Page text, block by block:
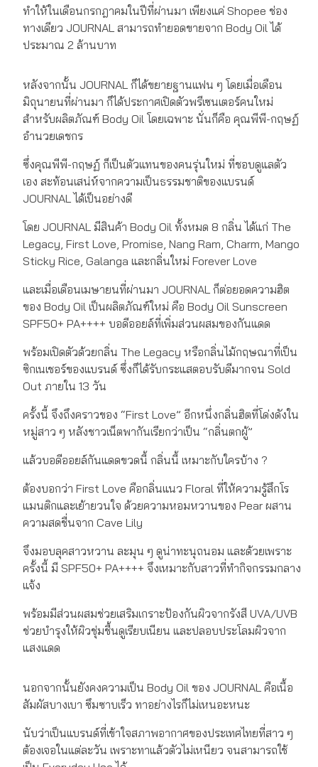
ทำให้ในเดือนกรกฎาคมในปีที่ผ่านมา เพียงแค่ Shopee ช่อง
ทางเดียว JOURNAL สามารถทำยอดขายจาก Body Oil ได้
ประมาณ 2 ล้านบาท
หลังจากนั้น JOURNAL ก็ได้ขยายฐานแฟน ๆ โดยเมื่อเดือน
มิถุนายนที่ผ่านมา ก็ได้ประกาศเปิดตัวพรีเซนเตอร์คนใหม่
สำหรับผลิตภัณฑ์ Body Oil โดยเฉพาะ นั่นก็คือ คุณพีพี-กฤษฏ์
อำนวยเดชกร
ซึ่งคุณพีพี-กฤษฏ์ ก็เป็นตัวแทนของคนรุ่นใหม่ ที่ชอบดูแลตัว
เอง สะท้อนเสน่ห์จากความเป็นธรรมชาติของแบรนด์
JOURNAL ได้เป็นอย่างดี
โดย JOURNAL มีสินค้า Body Oil ทั้งหมด 8 กลิ่น ได้แก่ The
Legacy, First Love, Promise, Nang Ram, Charm, Mango
Sticky Rice, Galanga และกลิ่นใหม่ Forever Love
และเมื่อเดือนเมษายนที่ผ่านมา JOURNAL ก็ต่อยอดความฮิต
ของ Body Oil เป็นผลิตภัณฑ์ใหม่ คือ Body Oil Sunscreen
SPF50+ PA++++ บอดีออยล์ที่เพิ่มส่วนผสมของกันแดด
พร้อมเปิดตัวด้วยกลิ่น The Legacy หรือกลิ่นไม้กฤษณาที่เป็น
ซิกเนเชอร์ของแบรนด์ ซึ่งก็ได้รับกระแสตอบรับดีมากจน Sold
Out ภายใน 13 วัน
ครั้งนี้ จึงถึงคราวของ “First Love” อีกหนึ่งกลิ่นฮิตที่โด่งดังใน
หมู่สาว ๆ หลังชาวเน็ตพากันเรียกว่าเป็น “กลิ่นตกผู้”
แล้วบอดีออยล์กันแดดขวดนี้ กลิ่นนี้ เหมาะกับใครบ้าง ?
ต้องบอกว่า First Love คือกลิ่นแนว Floral ที่ให้ความรู้สึกโร
แมนติกและเย้ายวนใจ ด้วยความหอมหวานของ Pear ผสาน
ความสดชื่นจาก Cave Lily
จึงมอบลุคสาวหวาน ละมุน ๆ ดูน่าทะนุถนอม และด้วยเพราะ
ครั้งนี้ มี SPF50+ PA++++ จึงเหมาะกับสาวที่ทำกิจกรรมกลาง
แจ้ง
พร้อมมีส่วนผสมช่วยเสริมเกราะป้องกันผิวจากรังสี UVA/UVB
ช่วยบำรุงให้ผิวชุ่มชื้นดูเรียบเนียน และปลอบประโลมผิวจาก
แสงแดด
นอกจากนั้นยังคงความเป็น Body Oil ของ JOURNAL คือเนื้อ
สัมผัสบางเบา ซึมซาบเร็ว ทาอย่างไรก็ไม่เหนอะหนะ
นับว่าเป็นแบรนด์ที่เข้าใจสภาพอากาศของประเทศไทยที่สาว ๆ
ต้องเจอในแต่ละวัน เพราะทาแล้วตัวไม่เหนียว จนสามารถใช้